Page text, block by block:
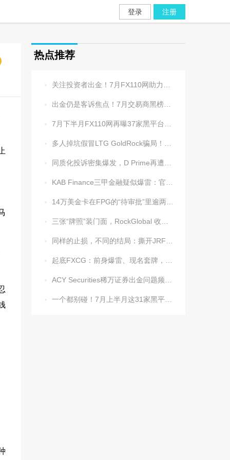
登录 注册
热点推荐
关注投资者出金！7月FX110网助力追回资金1202.5万元
出金仍是客诉焦点！7月交易商黑榜名单发布
7月下半月FX110网再曝37家黑平台，多家疑为同一团伙操控
多人掉坑假冒LTG GoldRock骗局！平台本尊曾被清算，受害者同样不计其数
同质化投诉密集爆发，D Prime再遭实名举报：超3.2万美元遭无理扣押
KAB Finance三甲金融疑似爆雷：官网瘫痪、业务员失联、出金遇阻
14万美金卡在FPG的“待审批”里逾两周，平台全线冷处理
三张“牌照”装门面，RockGlobal 收割起来从不手软
同样的止损，不同的结局：撕开JRFX金荣环球定向滑点的遮羞布
起底FXCG：前身爆雷、现名套牌，受害者还在增加
ACY Securities稀万证券出金问题频发，到账得凭运气？
一个都别碰！7月上半月这31家黑平台被揪出